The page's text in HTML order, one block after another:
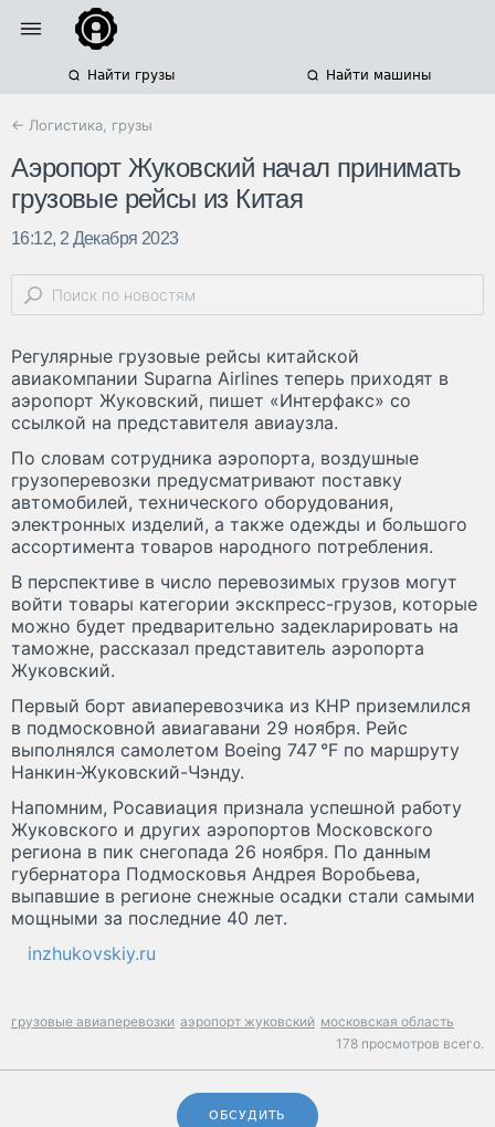
Найти грузы Найти машины
← Логистика, грузы
Аэропорт Жуковский начал принимать
грузовые рейсы из Китая
16:12, 2 Декабря 2023
Регулярные грузовые рейсы китайской
авиакомпании Suparna Airlines теперь приходят в
аэропорт Жуковский, пишет «Интерфакс» со
ссылкой на представителя авиаузла.
По словам сотрудника аэропорта, воздушные
грузоперевозки предусматривают поставку
автомобилей, технического оборудования,
электронных изделий, а также одежды и большого
ассортимента товаров народного потребления.
В перспективе в число перевозимых грузов могут
войти товары категории экскпресс-грузов, которые
можно будет предварительно задекларировать на
таможне, рассказал представитель аэропорта
Жуковский.
Первый борт авиаперевозчика из КНР приземлился
в подмосковной авиагавани 29 ноября. Рейс
выполнялся самолетом Boeing 747 °F по маршруту
Нанкин-Жуковский-Чэнду.
Напомним, Росавиация признала успешной работу
Жуковского и других аэропортов Московского
региона в пик снегопада 26 ноября. По данным
губернатора Подмосковья Андрея Воробьева,
выпавшие в регионе снежные осадки стали самыми
мощными за последние 40 лет.
inzhukovskiy.ru
грузовые авиаперевозки аэропорт жуковский московская область
178 просмотров всего.
ОБСУДИТЬ